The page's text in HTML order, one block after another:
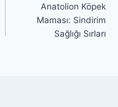
Anatolion Köpek
Maması: Sindirim
Sağlığı Sırları